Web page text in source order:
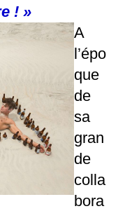
! »
A
l’épo
que
de
sa
gran
de
colla
bora